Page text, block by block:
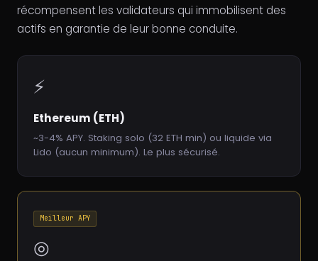
récompensent les validateurs qui immobilisent des
actifs en garantie de leur bonne conduite.
⚡
Ethereum (ETH)
~3-4% APY. Staking solo (32 ETH min) ou liquide via
Lido (aucun minimum). Le plus sécurisé.
Meilleur APY
◎